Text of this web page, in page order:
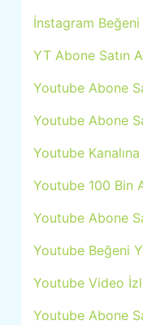
İnstagram
YT Abone Satın
Youtube Abone
Youtube Abone
Youtube
Youtube 100 Bin
Youtube Abone
Youtube Beğeni
Youtube Video
Youtube Abone